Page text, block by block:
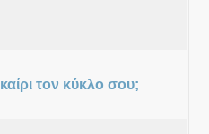
τον κύκλο σου;